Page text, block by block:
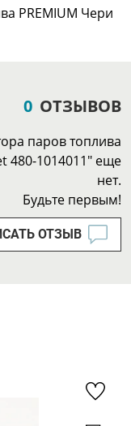
PREMIUM Чери
0 ОТЗЫВОВ
паров топлива
480-1014011" еще
нет.
Будьте первым!
ОТЗЫВ